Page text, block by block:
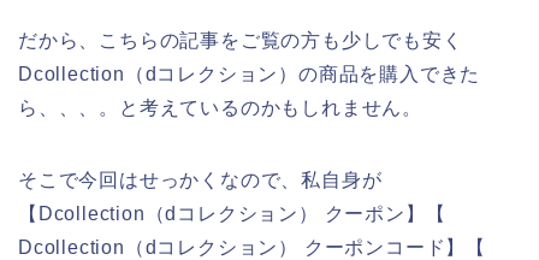
だから、こちらの記事をご覧の方も少しでも安く
Dcollection（dコレクション）の商品を購入できた
ら、、、。と考えているのかもしれません。
そこで今回はせっかくなので、私自身が
【Dcollection（dコレクション） クーポン】【
Dcollection（dコレクション） クーポンコード】【